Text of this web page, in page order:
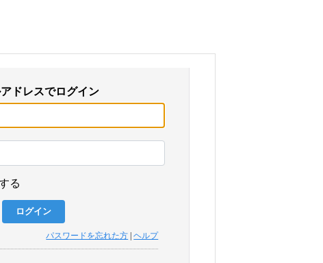
ドレスでログイン
る
パスワードを忘れた方 |ヘルプ